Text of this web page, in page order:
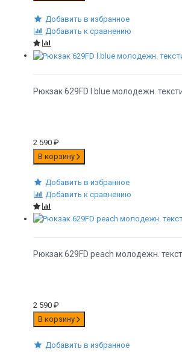
Добавить в избранное
Добавить к сравнению
Рюкзак 629FD l.blue молодежн.
2 590 ₽
В корзину
Добавить в избранное
Добавить к сравнению
Рюкзак 629FD peach молодежн.
2 590 ₽
В корзину
Добавить в избранное